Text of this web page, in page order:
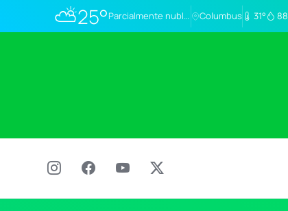
⛅25° Parcialmente nublado Columbus 31°